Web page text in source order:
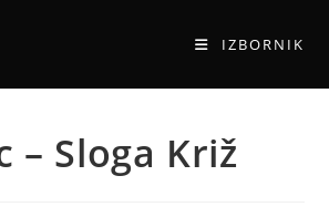
IZBORNIK
– Sloga Križ